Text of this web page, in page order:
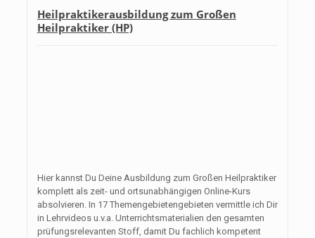
Heilpraktikerausbildung zum Großen
Heilpraktiker (HP)
Hier kannst Du Deine Ausbildung zum Großen Heilpraktiker
komplett als zeit- und ortsunabhängigen Online-Kurs
absolvieren. In 17 Themengebietengebieten vermittle ich Dir
in Lehrvideos u.v.a. Unterrichtsmaterialien den gesamten
prüfungsrelevanten Stoff, damit Du fachlich kompetent